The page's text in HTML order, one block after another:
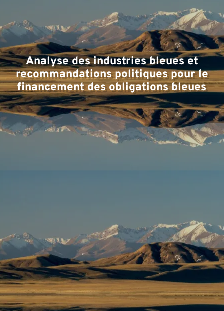
Analyse des industries bleues et
recommandations politiques pour le
financement des obligations bleues